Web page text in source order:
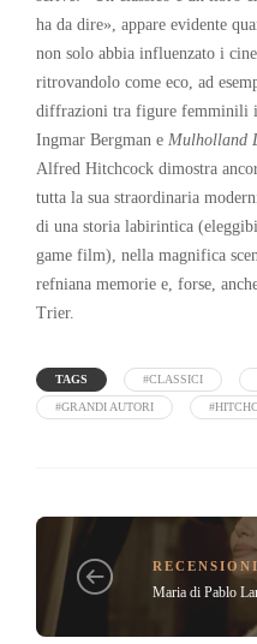
ha da dire», appare evidente
non solo abbia influenzato i
ritrovandolo come eco, ad
diffrazioni tra figure femminili
Ingmar Bergman e Mulholland
Alfred Hitchcock dimostra
tutta la sua straordinaria
di una storia labirintica
game film), nella magnifica
refniana memorie e, forse,
Trier.
TAGS #CLASSICI
#GRANDI AUTORI
RECENSIONI
Maria di Pablo